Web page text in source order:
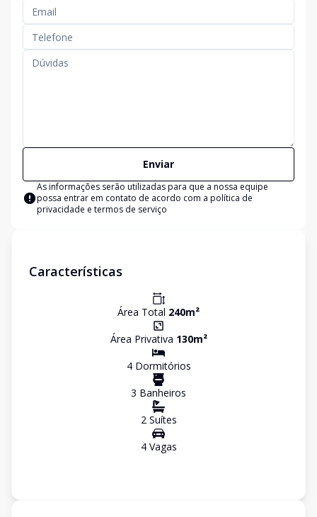
Enviar
As informações serão utilizadas para que a nossa equipe
possa entrar em contato de acordo com a política de
privacidade e termos de serviço
Características
Área Total 240m²
Área Privativa 130m²
4Dormitórios
3 Banheiros
2Suítes
4Vagas